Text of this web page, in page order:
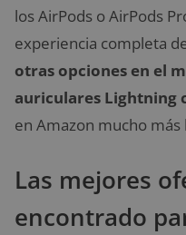
los AirPods o AirPods
experiencia completa
otras opciones en el
auriculares Lightning
en Amazon mucho más
Las mejores
encontrado